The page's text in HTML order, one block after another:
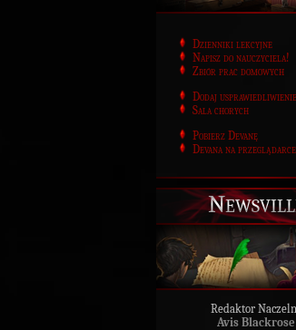
Dzienniki lekcyjne
Napisz do nauczyciela!
Zbiór prac domowych
Dodaj usprawiedliwienie
Sala chorych
Pobierz Devanę
Devana na przeglądarce
Redaktor
Avis Blackrose